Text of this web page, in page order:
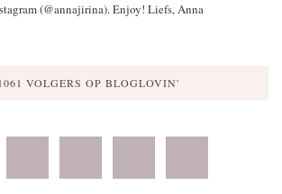
(@annajirina). Enjoy! Liefs, Anna
1061 VOLGERS OP BLOGLOVIN'